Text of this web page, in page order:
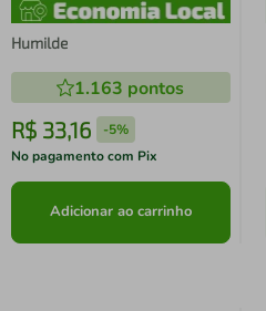
Humilde
1.163 pontos
R$ 33,16 -5%
No pagamento com Pix
Adicionar ao carrinho